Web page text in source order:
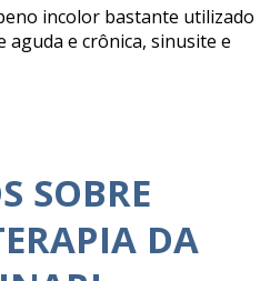
incolor bastante utilizado
e crônica, sinusite e
SOBRE
DA